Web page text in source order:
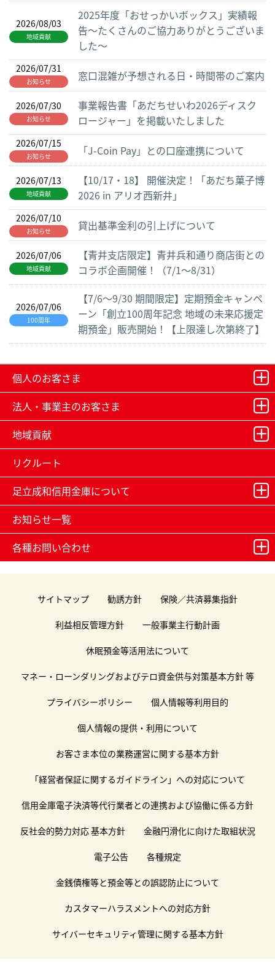
2026/08/03
地域貢献
2025年度「おせっかいボックス」実績報
告～たくさんのご協力ありがとうございま
した～
2026/07/31
お知らせ 窓口混雑が予想される日・時間帯のご案内
2026/07/30
お知らせ
事業報告書「あだちせいわ2026ディスク
ロージャー」を掲載いたしました
2026/07/15
お知らせ 「J-Coin Pay」との口座連携について
2026/07/13
地域貢献
【10/17・18】 開催決定！「あだち菓子博
2026 in アリオ西新井」
2026/07/10
お知らせ 貸出基準金利の引上げについて
2026/07/06
地域貢献
【青井支店限定】青井兵和通り商店街との
コラボ企画開催！（7/1～8/31）
2026/07/06
100周年
【7/6～9/30 期間限定】定期預金キャンペ
ーン「創立100周年記念 地域の未来応援定
期預金」販売開始！【上限達し次第終了】
個人のお客さま
法人・事業主のお客さま
地域貢献
リクルート
足立成和信用金庫について
お知らせ一覧
各種お問い合わせ
サイトマップ 勧誘方針 保険／共済募集指針
利益相反管理方針 一般事業主行動計画
休眠預金等活用法について
マネー・ローンダリングおよびテロ資金供与対策基本方針 等
プライバシーポリシー 個人情報等利用目的
個人情報の提供・利用について
お客さま本位の業務運営に関する基本方針
「経営者保証に関するガイドライン」への対応について
信用金庫電子決済等代行業者との連携および協働に係る方針
反社会的勢力対応 基本方針 金融円滑化に向けた取組状況
電子公告 各種規定
金銭債権等と預金等との誤認防止について
カスタマーハラスメントへの対応方針
サイバーセキュリティ管理に関する基本方針